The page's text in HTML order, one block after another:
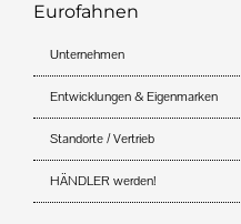
Eurofahnen
Unternehmen
Entwicklungen & Eigenmarken
Standorte / Vertrieb
HÄNDLER werden!